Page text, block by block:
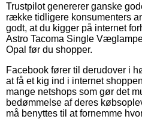
Trustpilot genererer ganske
række tidligere konsumenters
godt, at du kigger på internet
Astro Tacoma Single
Opal før du shopper.
Facebook fører til derudover i
at få et kig ind i internet
mange netshops som gør det
bedømmelse af deres
må benyttes til at fornemme